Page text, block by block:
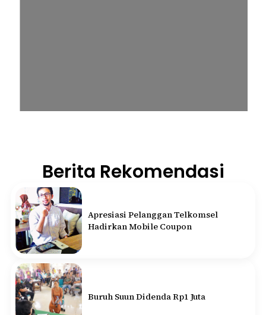
Berita Rekomendasi
Apresiasi Pelanggan Telkomsel
Hadirkan Mobile Coupon
Buruh Suun Didenda Rp1 Juta